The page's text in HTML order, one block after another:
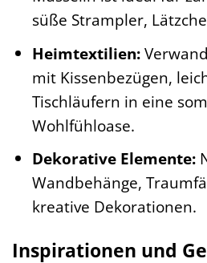
süße Strampler,
Heimtextilien:
mit Kissenbezügen,
Tischläufern in eine
Wohlfühloase.
Dekorative Elemente:
Wandbehänge,
kreative Dekorationen.
Inspirationen und